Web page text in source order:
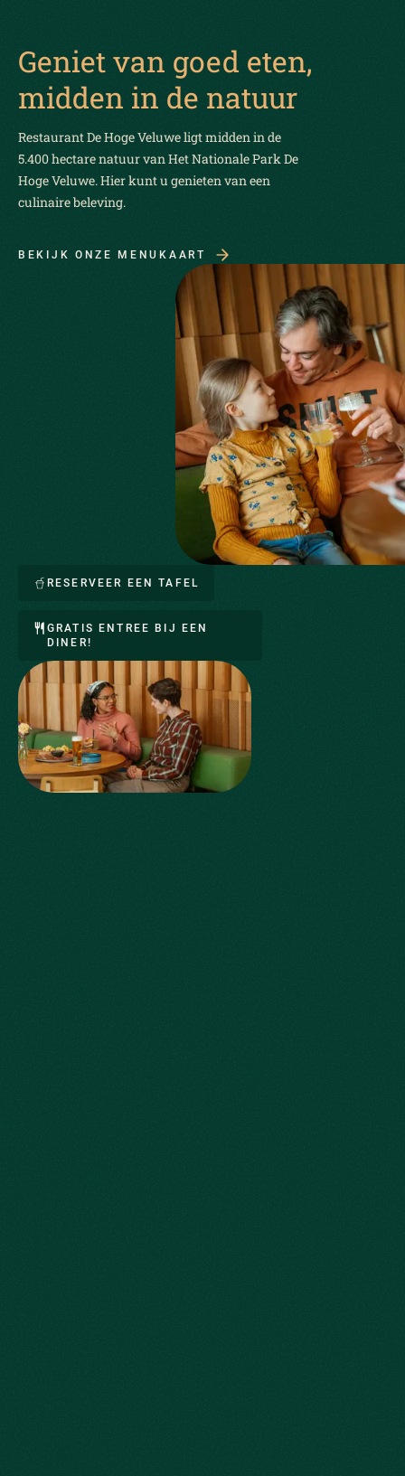
Geniet van goed eten,
midden in de natuur
Restaurant De Hoge Veluwe ligt midden in de
5.400 hectare natuur van Het Nationale Park De
Hoge Veluwe. Hier kunt u genieten van een
culinaire beleving.
BEKIJK ONZE MENUKAART
RESERVEER EEN TAFEL
GRATIS ENTREE BIJ EEN
DINER!